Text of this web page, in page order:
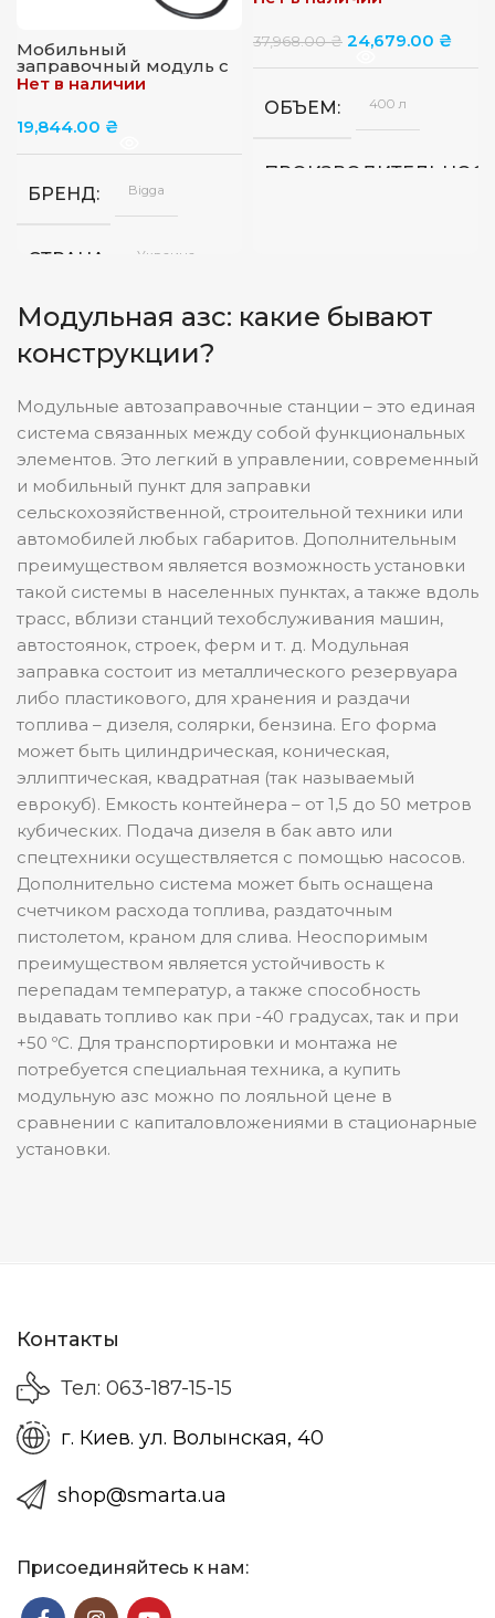
Мобильный
заправочный модуль с
насосом для
Нет в наличии
19,844.00 ₴
БРЕНД Bigga
СТРАНА Украина
37,968.00₴ 24,679.00 ₴
ОБЪЕМ 400 л
ДЛИНА ШЛАНГА, М
Модульная азс: какие бывают
конструкции?
Модульные автозаправочные станции – это единая
система связанных между собой функциональных
элементов. Это легкий в управлении, современный
и мобильный пункт для заправки
сельскохозяйственной, строительной техники или
автомобилей любых габаритов. Дополнительным
преимуществом является возможность установки
такой системы в населенных пунктах, а также вдоль
трасс, вблизи станций техобслуживания машин,
автостоянок, строек, ферм и т. д. Модульная
заправка состоит из металлического резервуара
либо пластикового, для хранения и раздачи
топлива – дизеля, солярки, бензина. Его форма
может быть цилиндрическая, коническая,
эллиптическая, квадратная (так называемый
еврокуб). Емкость контейнера – от 1,5 до 50 метров
кубических. Подача дизеля в бак авто или
спецтехники осуществляется с помощью насосов.
Дополнительно система может быть оснащена
счетчиком расхода топлива, раздаточным
пистолетом, краном для слива. Неоспоримым
преимуществом является устойчивость к
перепадам температур, а также способность
выдавать топливо как при -40 градусах, так и при
+50 ºС. Для транспортировки и монтажа не
потребуется специальная техника, а купить
модульную азс можно по лояльной цене в
сравнении с капиталовложениями в стационарные
установки.
Контакты
Тел: 063-187-15-15
г. Киев. ул. Волынская, 40
shop@smarta.ua
Присоединяйтесь к нам: